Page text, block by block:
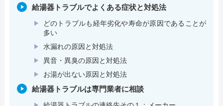
給湯器トラブルでよくある症状と対処法
どのトラブルも経年劣化や寿命が原因であることが
多い
水漏れの原因と対処法
異音・異臭の原因と対処法
お湯が出ない原因と対処法
給湯器トラブルは専門業者に相談